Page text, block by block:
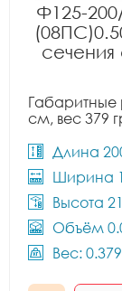
Ф125-
Габаритные
см, вес 379
Длина
Ширина
Высота
Объём
Вес: